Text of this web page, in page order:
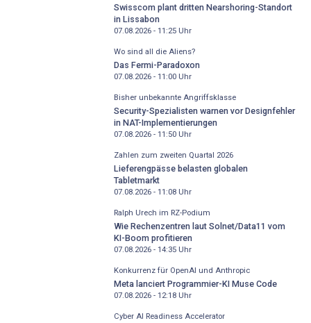
Swisscom plant dritten Nearshoring-Standort
in Lissabon
07.08.2026 - 11:25Uhr
Wo sind all die Aliens?
Das Fermi-Paradoxon
07.08.2026 - 11:00Uhr
Bisher unbekannte Angriffsklasse
Security-Spezialisten warnen vor Designfehler
in NAT-Implementierungen
07.08.2026 - 11:50Uhr
Zahlen zum zweiten Quartal 2026
Lieferengpässe belasten globalen
Tabletmarkt
07.08.2026 - 11:08Uhr
Ralph Urech im RZ-Podium
Wie Rechenzentren laut Solnet/Data11 vom
KI-Boom profitieren
07.08.2026 - 14:35Uhr
Konkurrenz für OpenAI und Anthropic
Meta lanciert Programmier-KI Muse Code
07.08.2026 - 12:18Uhr
Cyber AI Readiness Accelerator